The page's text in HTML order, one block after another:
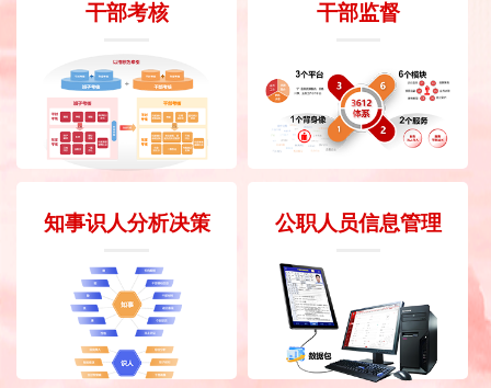
干部考核 干部监督
知事识人分析决策 公职人员信息管理